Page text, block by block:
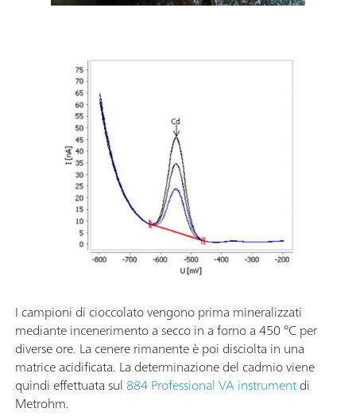
I campioni di cioccolato vengono prima mineralizzati
mediante incenerimento a secco in a forno a 450 °C per
diverse ore. La cenere rimanente è poi disciolta in una
matrice acidificata. La determinazione del cadmio viene
quindi effettuata sul 884 Professional VA instrumentdi
Metrohm.